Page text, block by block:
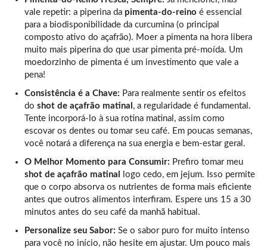
vale repetir: a piperina da pimenta-do-reino é essencial
para a biodisponibilidade da curcumina (o principal
composto ativo do açafrão). Moer a pimenta na hora libera
muito mais piperina do que usar pimenta pré-moída. Um
moedorzinho de pimenta é um investimento que vale a
pena!
Consistência é a Chave: Para realmente sentir os efeitos
do shot de açafrão matinal , a regularidade é fundamental.
Tente incorporá-lo à sua rotina matinal, assim como
escovar os dentes ou tomar seu café. Em poucas semanas,
você notará a diferença na sua energia e bem-estar geral.
O Melhor Momento para Consumir: Prefiro tomar meu
shot de açafrão matinal
logo cedo, em jejum. Isso permite
que o corpo absorva os nutrientes de forma mais eficiente
antes que outros alimentos interfiram. Espere uns 15 a 30
minutos antes do seu café da manhã habitual.
Personalize seu Sabor: Se o sabor puro for muito intenso
para você no início, não hesite em ajustar. Um pouco mais